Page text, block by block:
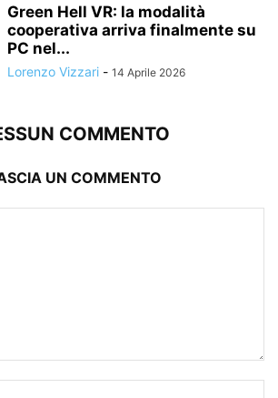
Green Hell VR: la modalità
cooperativa arriva finalmente su
PC nel...
Lorenzo Vizzari - 14 Aprile 2026
COMMENTO
UN COMMENTO